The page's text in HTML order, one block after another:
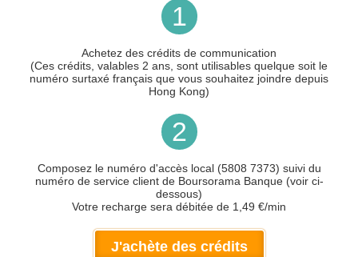
1
Achetez des crédits de communication
(Ces crédits, valables 2 ans, sont utilisables quelque soit le
numéro surtaxé français que vous souhaitez joindre depuis
Hong Kong)
2
Composez le numéro d'accès local (5808 7373) suivi du
numéro de service client de Boursorama Banque (voir ci-
dessous)
Votre recharge sera débitée de 1,49 €/min
J'achète des crédits